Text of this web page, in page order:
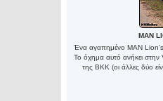
MAN
Ένα αγαπημένο MAN
Το όχημα αυτό ανήκει στην
της ΒΚΚ (οι άλλες δύο